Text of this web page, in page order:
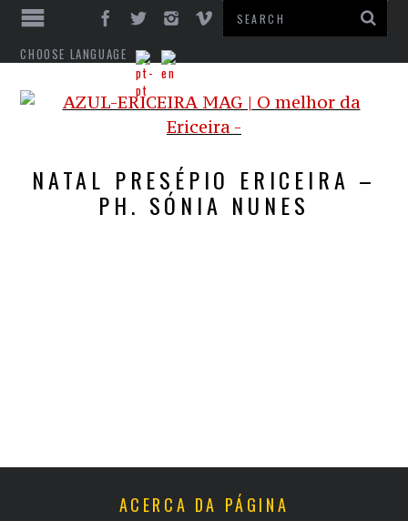
CHOOSE LANGUAGE
NATAL PRESÉPIO ERICEIRA –
PH. SÓNIA NUNES
ACERCA DA PÁGINA